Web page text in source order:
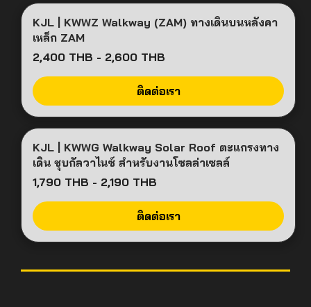
KJL | KWWZ Walkway (ZAM) ทางเดินบนหลังคา
เหล็ก ZAM
2,400 THB - 2,600 THB
ติดต่อเรา
สินค้าขายดี
KJL | KWWG Walkway Solar Roof ตะแกรงทาง
เดิน ชุบกัลวาไนซ์ สำหรับงานโซลล่าเซลล์
1,790 THB - 2,190 THB
ติดต่อเรา